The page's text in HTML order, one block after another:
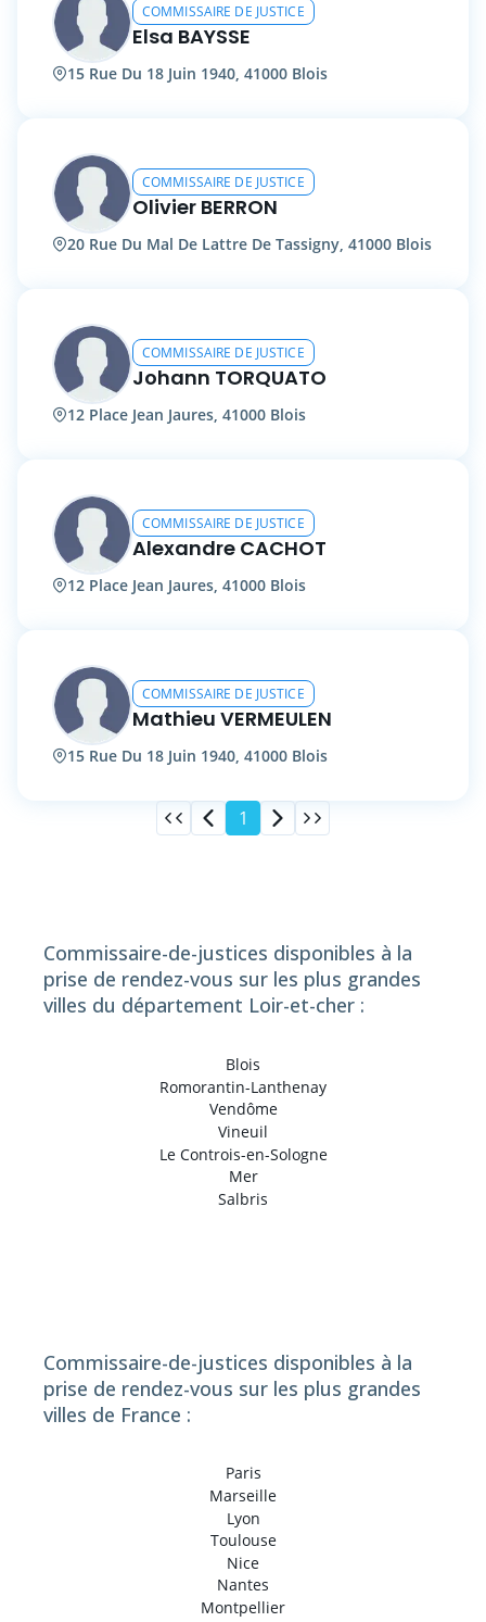
COMMISSAIRE DE JUSTICE
Elsa BAYSSE
15 Rue Du 18 Juin 1940, 41000 Blois
COMMISSAIRE DE JUSTICE
Olivier BERRON
20 Rue Du Mal De Lattre De Tassigny, 41000 Blois
COMMISSAIRE DE JUSTICE
Johann TORQUATO
12 Place Jean Jaures, 41000 Blois
COMMISSAIRE DE JUSTICE
Alexandre CACHOT
12 Place Jean Jaures, 41000 Blois
COMMISSAIRE DE JUSTICE
Mathieu VERMEULEN
15 Rue Du 18 Juin 1940, 41000 Blois
1
Commissaire-de-justices disponibles à la
prise de rendez-vous sur les plus grandes
villes du département Loir-et-cher :
Blois
Romorantin-Lanthenay
Vendôme
Vineuil
Le Controis-en-Sologne
Mer
Salbris
Commissaire-de-justices disponibles à la
prise de rendez-vous sur les plus grandes
villes de France :
Paris
Marseille
Lyon
Toulouse
Nice
Nantes
Montpellier